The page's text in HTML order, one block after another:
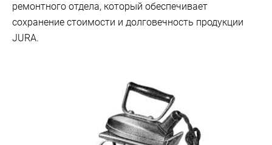
ремонтного отдела, который обеспечивает
сохранение стоимости и долговечность продукции
JURA.